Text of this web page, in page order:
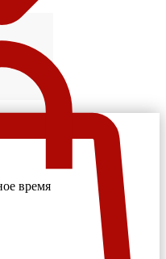
время